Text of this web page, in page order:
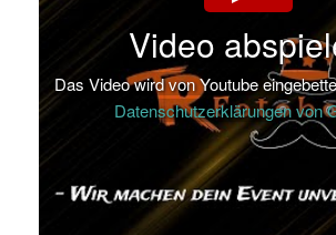
Video
Das Video wird von Youtube
Datenschutzerklärungen von